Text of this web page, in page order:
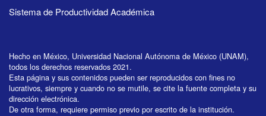
Sistema de Productividad Académica
Hecho en México, Universidad Nacional Autónoma de México (UNAM),
todos los derechos reservados 2021.
Esta página y sus contenidos pueden ser reproducidos con fines no
lucrativos, siempre y cuando no se mutile, se cite la fuente completa y su
dirección electrónica.
De otra forma, requiere permiso previo por escrito de la institución.